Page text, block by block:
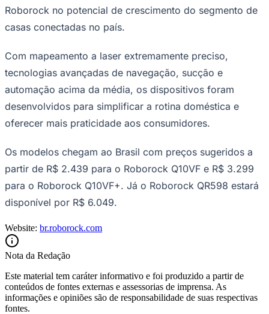
Corinthians
Roborock no potencial de crescimento do segmento de
casas conectadas no país.
Com mapeamento a laser extremamente preciso,
tecnologias avançadas de navegação, sucção e
automação acima da média, os dispositivos foram
desenvolvidos para simplificar a rotina doméstica e
oferecer mais praticidade aos consumidores.
Os modelos chegam ao Brasil com preços sugeridos a
partir de R$ 2.439 para o Roborock Q10VF e R$ 3.299
para o Roborock Q10VF+. Já o Roborock QR598 estará
disponível por R$ 6.049.
Website: br.roborock.com
Nota da Redação
Este material tem caráter informativo e foi produzido a partir de
conteúdos de fontes externas e assessorias de imprensa. As
informações e opiniões são de responsabilidade de suas respectivas
fontes.